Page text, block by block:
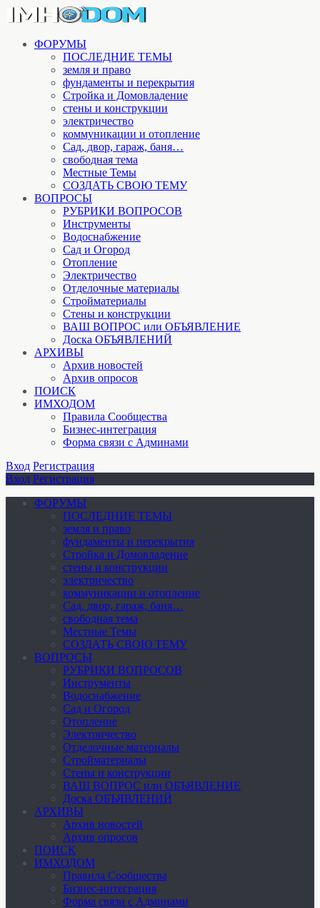
ФОРУМЫ
ПОСЛЕДНИЕ ТЕМЫ
земля и право
фундаменты и перекрытия
Стройка и Домовладение
стены и конструкции
электричество
коммуникации и отопление
Cад, двор, гараж, баня…
свободная тема
Местные Темы
СОЗДАТЬ СВОЮ ТЕМУ
ВОПРОСЫ
РУБРИКИ ВОПРОСОВ
Инструменты
Водоснабжение
Сад и Огород
Отопление
Электричество
Отделочные материалы
Стройматериалы
Стены и конструкции
ВАШ ВОПРОС или ОБЪЯВЛЕНИЕ
Доска ОБЪЯВЛЕНИЙ
АРХИВЫ
Архив новостей
Архив опросов
ПОИСК
ИМХОДОМ
Правила Сообщества
Бизнес-интеграция
Форма связи с Админами
Вход Регистрация
Вход Регистрация
ФОРУМЫ
ПОСЛЕДНИЕ ТЕМЫ
земля и право
фундаменты и перекрытия
Стройка и Домовладение
стены и конструкции
электричество
коммуникации и отопление
Cад, двор, гараж, баня…
свободная тема
Местные Темы
СОЗДАТЬ СВОЮ ТЕМУ
ВОПРОСЫ
РУБРИКИ ВОПРОСОВ
Инструменты
Водоснабжение
Сад и Огород
Отопление
Электричество
Отделочные материалы
Стройматериалы
Стены и конструкции
ВАШ ВОПРОС или ОБЪЯВЛЕНИЕ
Доска ОБЪЯВЛЕНИЙ
АРХИВЫ
Архив новостей
Архив опросов
ПОИСК
ИМХОДОМ
Правила Сообщества
Бизнес-интеграция
Форма связи с Админами